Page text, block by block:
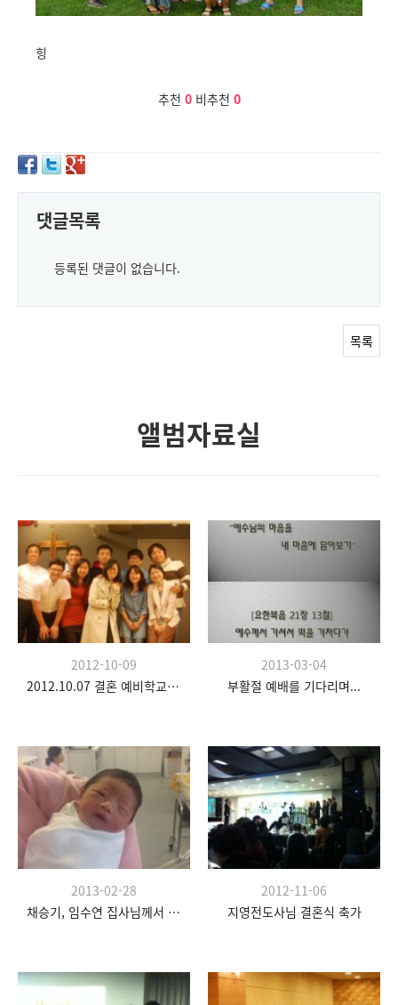
힝
추천 0 비추천 0
댓글목록
등록된 댓글이 없습니다.
목록
앨범자료실
2012-10-09
2012.10.07 결혼 예비학교 두 번째 시간
2013-03-04
부활절 예배를 기다리며...
2013-02-28
채승기, 임수연 집사님께서 득남하셨습니다.
2012-11-06
지영전도사님 결혼식 축가